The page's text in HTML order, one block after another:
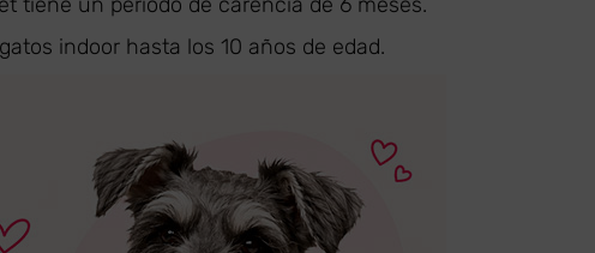
indoor hasta los 10 años de edad.